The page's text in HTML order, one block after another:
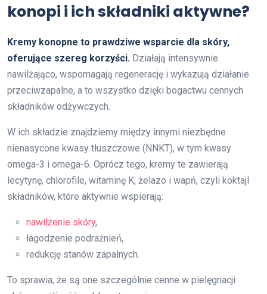
konopi i ich składniki aktywne?
Kremy konopne to prawdziwe wsparcie dla skóry,
oferujące szereg korzyści. Działają intensywnie
nawilżająco, wspomagają regenerację i wykazują działanie
przeciwzapalne, a to wszystko dzięki bogactwu cennych
składników odżywczych.
W ich składzie znajdziemy między innymi niezbędne
nienasycone kwasy tłuszczowe (NNKT), w tym kwasy
omega-3 i omega-6. Oprócz tego, kremy te zawierają
lecytynę, chlorofile, witaminę K, żelazo i wapń, czyli koktajl
składników, które aktywnie wspierają:
nawilżenie skóry,
łagodzenie podrażnień,
redukcję stanów zapalnych.
To sprawia, że są one szczególnie cenne w pielęgnacji